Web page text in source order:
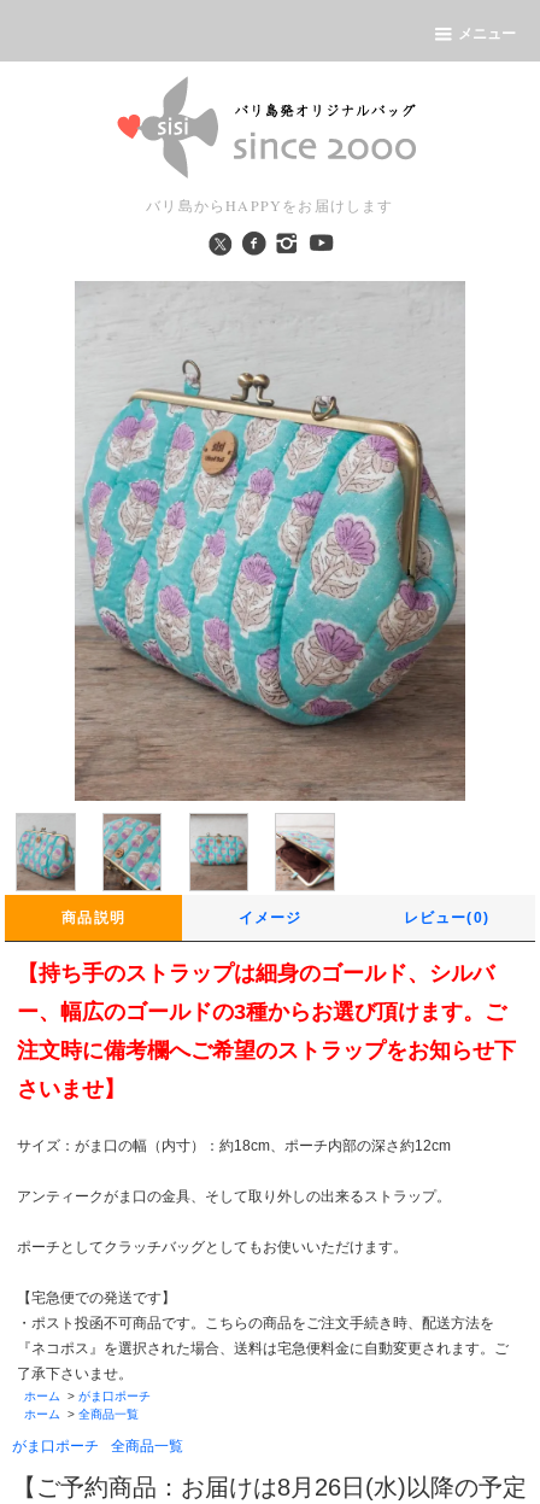
メニュー
バリ島からHAPPYをお届けします
商品説明 イメージ レビュー(0)
【持ち手のストラップは細身のゴールド、シルバ
ー、幅広のゴールドの3種からお選び頂けます。ご
注文時に備考欄へご希望のストラップをお知らせ下
さいませ】
サイズ：がま口の幅（内寸）：約18cm、ポーチ内部の深さ約12cm
アンティークがま口の金具、そして取り外しの出来るストラップ。
ポーチとしてクラッチバッグとしてもお使いいただけます。
【宅急便での発送です】
・ポスト投函不可商品です。こちらの商品をご注文手続き時、配送方法を
『ネコポス』を選択された場合、送料は宅急便料金に自動変更されます。ご
了承下さいませ。
ホーム > がま口ポーチ
ホーム
> 全商品一覧
がま口ポーチ 全商品一覧
【ご予約商品：お届けは8月26日(水)以降の予定